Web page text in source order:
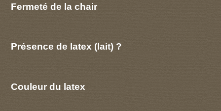
Fermeté de la chair
Présence de latex (lait) ?
Couleur du latex